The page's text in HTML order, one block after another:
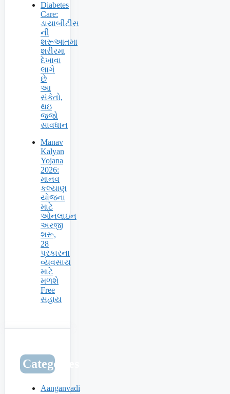
Diabetes
Care:
ડાયાબીટીસ
ની
શરૂઆતમા
શરીરમા
દેખાવા
લાગે
છે
આ
સંકેતો,
થઇ
જજો
સાવધાન
Manav
Kalyan
Yojana
2026:
માનવ
કલ્યાણ
યોજના
માટે
ઓનલાઇન
અરજી
શરૂ,
28
પ્રકારના
વ્યવસાય
માટે
મળશે
Free
સહાય
Categories
Aanganvadi